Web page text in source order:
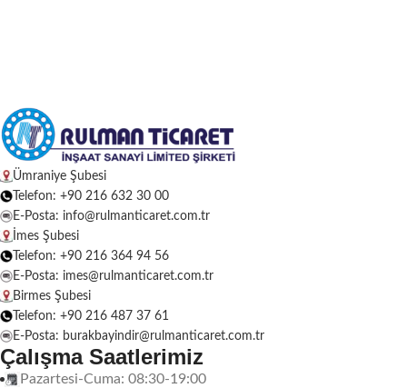
Ümraniye Şubesi
Telefon: +90 216 632 30 00
E-Posta: info@rulmanticaret.com.tr
İmes Şubesi
Telefon: +90 216 364 94 56
E-Posta: imes@rulmanticaret.com.tr
Birmes Şubesi
Telefon: +90 216 487 37 61
E-Posta: burakbayindir@rulmanticaret.com.tr
Çalışma Saatlerimiz
Pazartesi-Cuma: 08:30-19:00